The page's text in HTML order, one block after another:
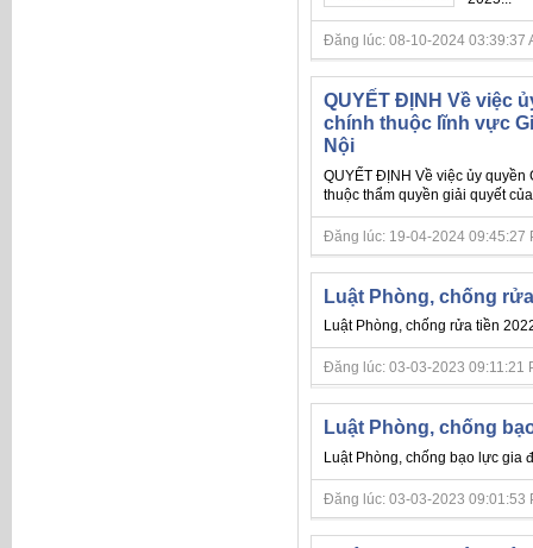
Đăng lúc: 08-10-2024 03:39:37
QUYẾT ĐỊNH Về việc
chính thuộc lĩnh vực
Nội
QUYẾT ĐỊNH Về việc ủy quyền
thuộc thẩm quyền giải quyết
Đăng lúc: 19-04-2024 09:45:27
Luật Phòng, chống
Luật Phòng, chống rửa tiền
Đăng lúc: 03-03-2023 09:11:21
Luật Phòng, chống
Luật Phòng, chống bạo lực gia
Đăng lúc: 03-03-2023 09:01:53